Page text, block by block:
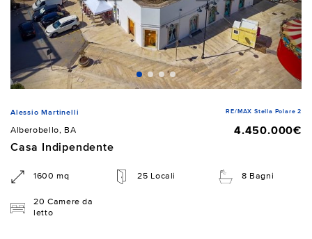
Alessio Martinelli RE/MAX Stella Polare 2
Alberobello, BA
4.450.000€
Casa Indipendente
1600 mq 25 Locali 8 Bagni
20 Camere da
letto